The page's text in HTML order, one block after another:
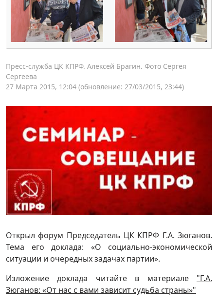
Пресс-служба ЦК КПРФ. Алексей Брагин. Фото Сергея
Сергеева
27 Марта 2015, 12:04 (обновление: 27/03/2015, 23:44)
Открыл форум Председатель ЦК КПРФ Г.А. Зюганов.
Тема его доклада: «О социально-экономической
ситуации и очередных задачах партии».
Изложение доклада читайте в материале "Г.А.
Зюганов: «От нас с вами зависит судьба страны»"